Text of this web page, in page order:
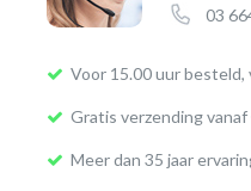
03
Voor 15.00 uur besteld,
Gratis verzending vanaf
Meer dan 35 jaar